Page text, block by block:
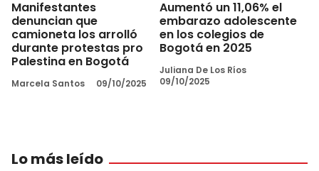
Manifestantes
denuncian que
camioneta los arrolló
durante protestas pro
Palestina en Bogotá
Marcela Santos 09/10/2025
Aumentó un 11,06% el
embarazo adolescente
en los colegios de
Bogotá en 2025
Juliana De Los Ríos
09/10/2025
Lo más leído